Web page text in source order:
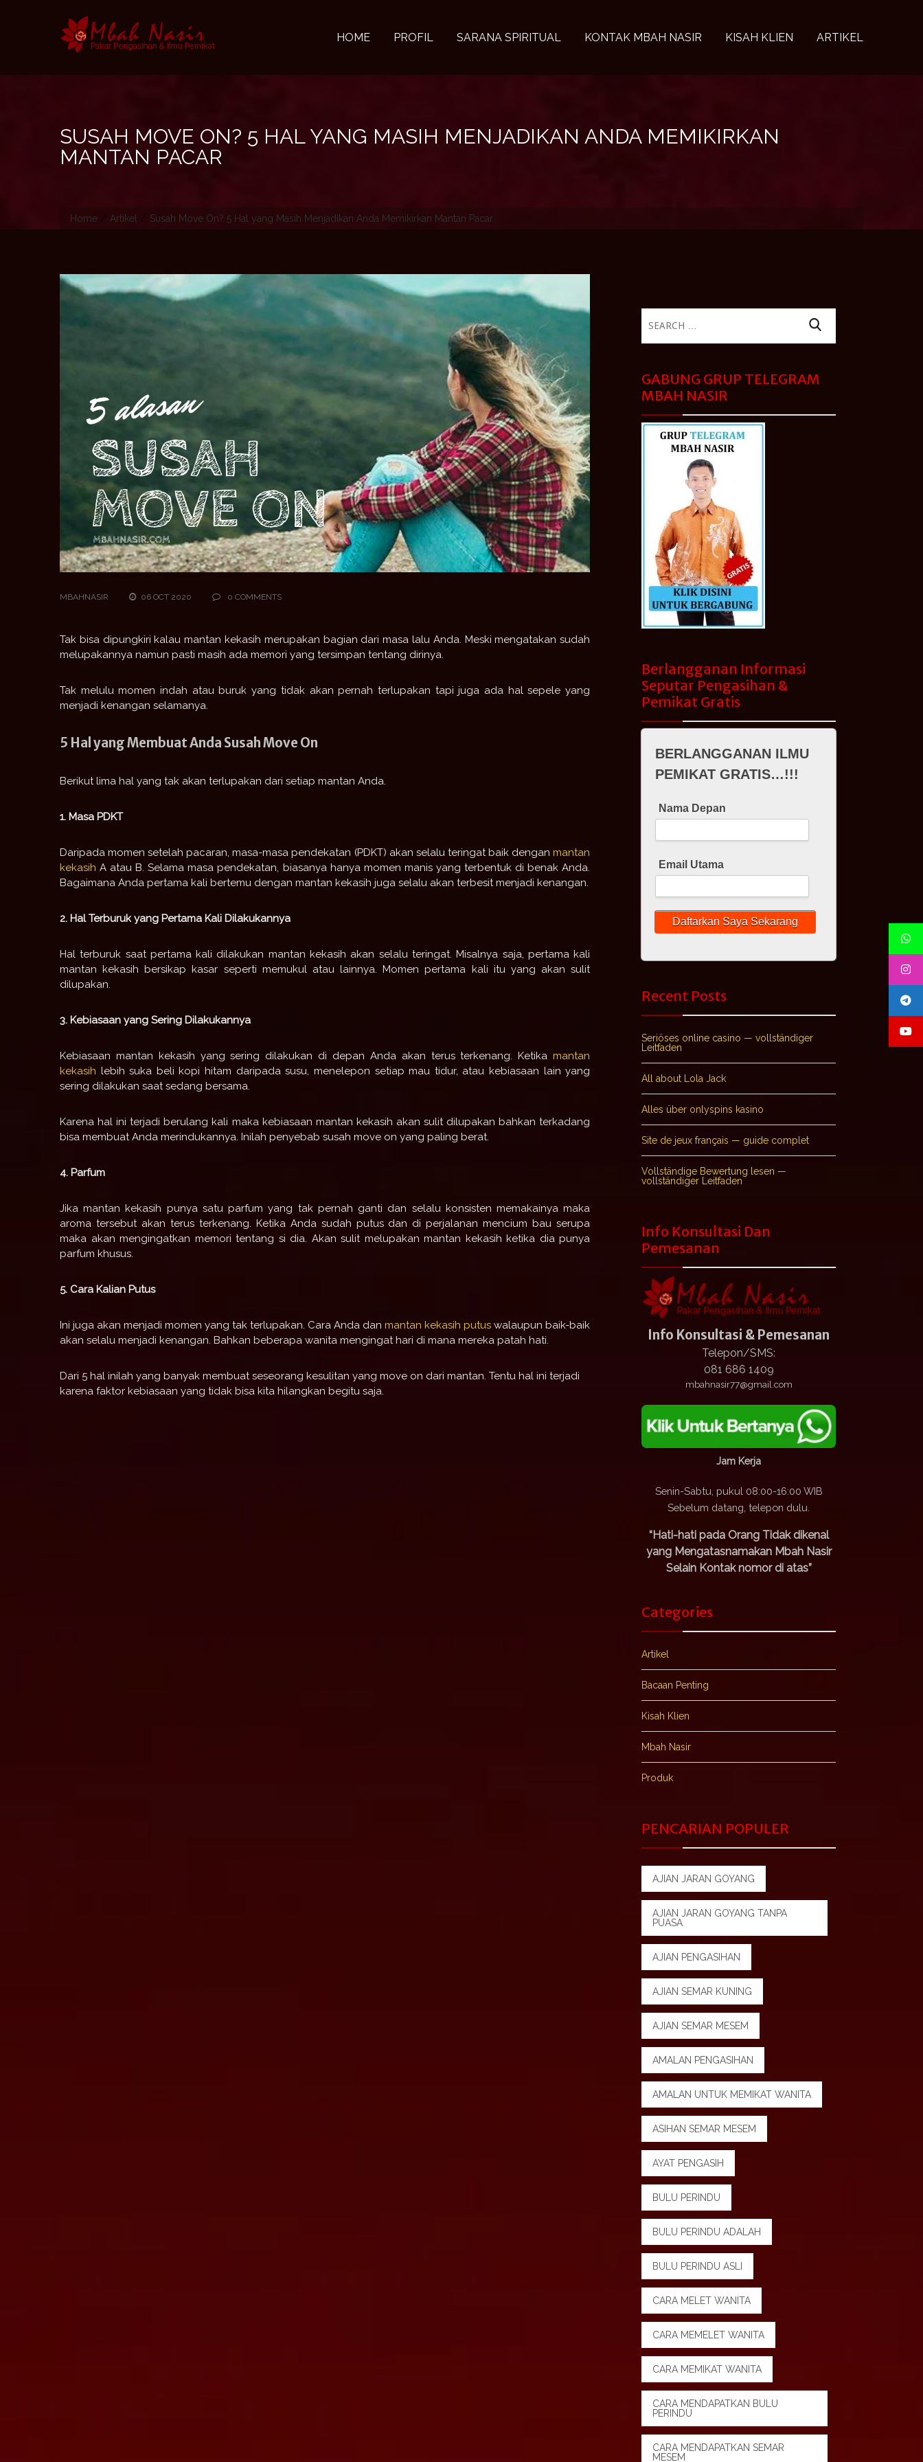
HOME PROFIL SARANA SPIRITUAL KONTAK MBAH NASIR KISAH KLIEN ARTIKEL
SUSAH MOVE ON? 5 HAL YANG MASIH MENJADIKAN ANDA MEMIKIRKAN
MANTAN PACAR
Home / Artikel / Susah Move On? 5 Hal yang Masih Menjadikan Anda Memikirkan Mantan Pacar
MBAHNASIR 06 OCT 2020 0 COMMENTS
Tak bisa dipungkiri kalau mantan kekasih merupakan bagian dari masa lalu Anda. Meski mengatakan sudah
melupakannya namun pasti masih ada memori yang tersimpan tentang dirinya.
Tak melulu momen indah atau buruk yang tidak akan pernah terlupakan tapi juga ada hal sepele yang
menjadi kenangan selamanya.
5 Hal yang Membuat Anda Susah Move On
Berikut lima hal yang tak akan terlupakan dari setiap mantan Anda.
1. Masa PDKT
Daripada momen setelah pacaran, masa-masa pendekatan (PDKT) akan selalu teringat baik dengan mantan
kekasih A atau B. Selama masa pendekatan, biasanya hanya momen manis yang terbentuk di benak Anda.
Bagaimana Anda pertama kali bertemu dengan mantan kekasih juga selalu akan terbesit menjadi kenangan.
2. Hal Terburuk yang Pertama Kali Dilakukannya
Hal terburuk saat pertama kali dilakukan mantan kekasih akan selalu teringat. Misalnya saja, pertama kali
mantan kekasih bersikap kasar seperti memukul atau lainnya. Momen pertama kali itu yang akan sulit
dilupakan.
3. Kebiasaan yang Sering Dilakukannya
Kebiasaan mantan kekasih yang sering dilakukan di depan Anda akan terus terkenang. Ketikamantan
kekasih lebih suka beli kopi hitam daripada susu, menelepon setiap mau tidur, atau kebiasaan lain yang
sering dilakukan saat sedang bersama.
Karena hal ini terjadi berulang kali maka kebiasaan mantan kekasih akan sulit dilupakan bahkan terkadang
bisa membuat Anda merindukannya. Inilah penyebab susah move on yang paling berat.
4. Parfum
Jika mantan kekasih punya satu parfum yang tak pernah ganti dan selalu konsisten memakainya maka
aroma tersebut akan terus terkenang. Ketika Anda sudah putus dan di perjalanan mencium bau serupa
maka akan mengingatkan memori tentang si dia. Akan sulit melupakan mantan kekasih ketika dia punya
parfum khusus.
5. Cara Kalian Putus
Ini juga akan menjadi momen yang tak terlupakan. Cara Anda dan mantan kekasih putus walaupun baik-baik
akan selalu menjadi kenangan. Bahkan beberapa wanita mengingat hari di mana mereka patah hati.
Dari 5 hal inilah yang banyak membuat seseorang kesulitan yang move on dari mantan. Tentu hal ini terjadi
karena faktor kebiasaan yang tidak bisa kita hilangkan begitu saja.
for:
GABUNG GRUP TELEGRAM
MBAH NASIR
Berlangganan Informasi
Seputar Pengasihan &
Pemikat Gratis
BERLANGGANAN ILMU
PEMIKAT GRATIS…!!!
Nama Depan
Email Utama
Recent Posts
Seriöses online casino — vollständiger
Leitfaden
All about Lola Jack
Alles über onlyspins kasino
Site de jeux français — guide complet
Vollständige Bewertung lesen —
vollständiger Leitfaden
Info Konsultasi Dan
Pemesanan
Info Konsultasi & Pemesanan
Telepon/SMS:
081 686 1409
mbahnasir77@gmail.com
Jam Kerja
Senin-Sabtu, pukul 08:00-16:00 WIB
Sebelum datang, telepon dulu.
“Hati-hati pada Orang Tidak dikenal
yang Mengatasnamakan Mbah Nasir
Selain Kontak nomor di atas”
Categories
Artikel
Bacaan Penting
Kisah Klien
Mbah Nasir
Produk
PENCARIAN POPULER
AJIAN JARAN GOYANG
AJIAN JARAN GOYANG TANPA
PUASA
AJIAN PENGASIHAN
AJIAN SEMAR KUNING
AJIAN SEMAR MESEM
AMALAN PENGASIHAN
AMALAN UNTUK MEMIKAT WANITA
ASIHAN SEMAR MESEM
AYAT PENGASIH
BULU PERINDU
BULU PERINDU ADALAH
BULU PERINDU ASLI
CARA MELET WANITA
CARA MEMELET WANITA
CARA MEMIKAT WANITA
CARA MENDAPATKAN BULU
PERINDU
CARA MENDAPATKAN SEMAR
MESEM